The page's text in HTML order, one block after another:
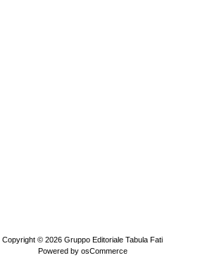
Copyright © 2026 Gruppo Editoriale Tabula Fati
Powered by osCommerce